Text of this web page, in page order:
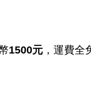
1500元 ，運費全